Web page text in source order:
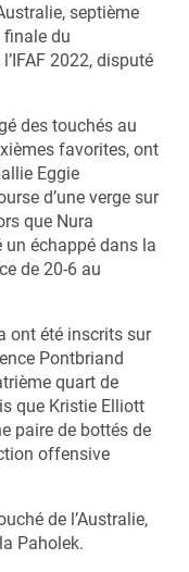
septième
du
2022, disputé
des touchés au
favorites, ont
Eggie
d’une verge sur
que Nura
un échappé dans la
de 20-6 au
ont été inscrits sur
Pontbriand
quart de
que Kristie Elliott
paire de bottés de
offensive
de l’Australie,
Paholek.